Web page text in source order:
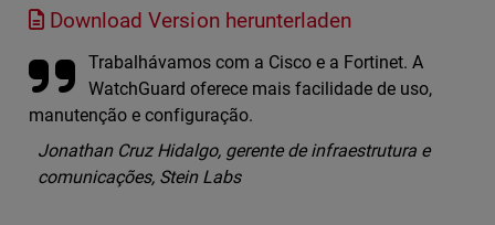
Download Version herunterladen
Trabalhávamos com a Cisco e a Fortinet. A
WatchGuard oferece mais facilidade de uso,
manutenção e configuração.
Jonathan Cruz Hidalgo, gerente de infraestrutura e
comunicações, Stein Labs